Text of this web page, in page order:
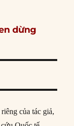
dừng
của tác giả,